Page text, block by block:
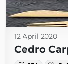
12 April 2020
Cedro